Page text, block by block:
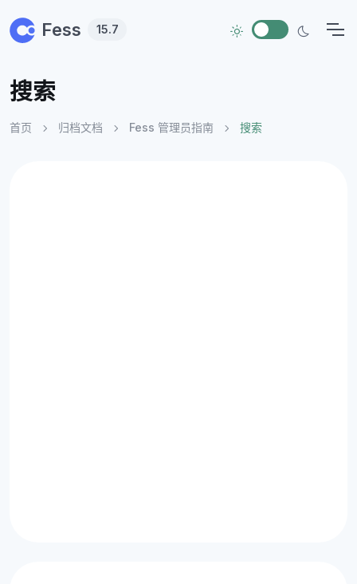
Fess 15.7
搜索
首页 归档文档 Fess 管理员指南 搜索